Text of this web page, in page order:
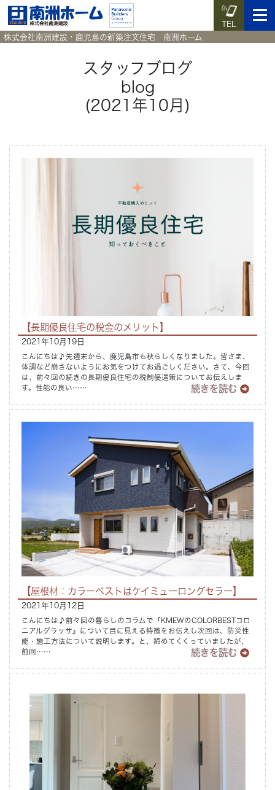
TEL
暮らしのコラム
Techno EX テクノストラクチャーEX
株式会社南洲建設・鹿児島の新築注文住宅 南洲ホーム
スタッフブログ
blog
(2021年10月)
【長期優良住宅の税金のメリット】
2021年10月19日
こんにちは♪先週末から、鹿児島市も秋らしくなりました。皆さま、
体調など崩さないようにお気をつけてお過ごしください。さて、今回
は、前々回の続きの長期優良住宅の税制優遇策についてお伝えしま
す。性能の良い……
続きを読む
【屋根材：カラーベストはケイミューロングセラー】
2021年10月12日
こんにちは♪前々回の暮らしのコラムで『KMEWのCOLORBESTコロ
ニアルグラッサ』について目に見える特徴をお伝えし次回は、防災性
能・施工方法について説明します。と、締めてくくっていましたが、
前回……
続きを読む